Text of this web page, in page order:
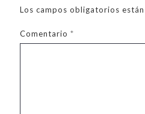
Los campos obligatorios
Comentario *